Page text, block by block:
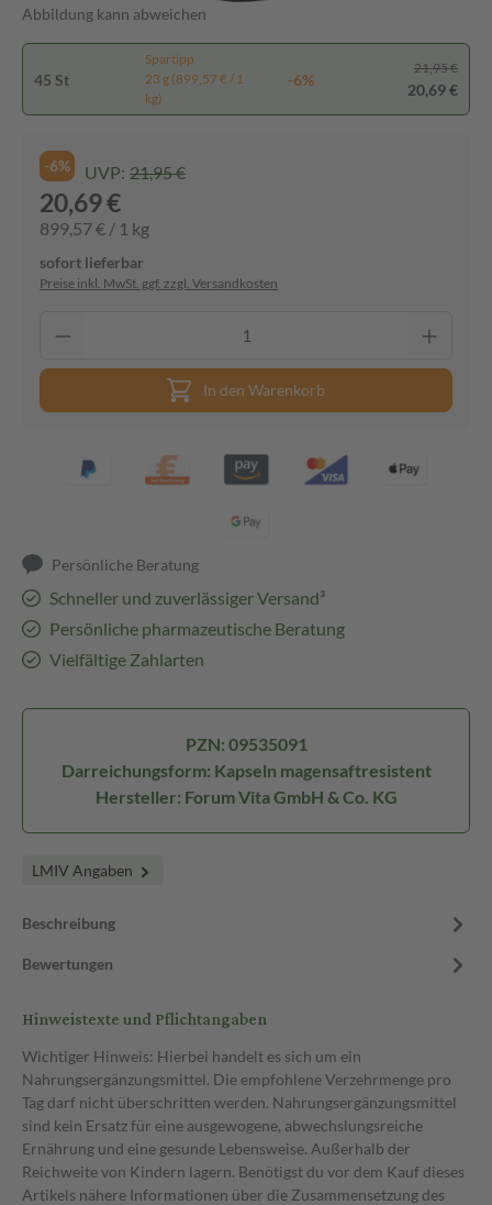
Abbildung kann abweichen
45 St
Spartipp
23 g (899,57 € / 1
kg)
-6%
21,95 €
20,69 €
-6% UVP: 21,95 €
20,69 €
899,57 € / 1 kg
sofort lieferbar
Preise inkl. MwSt. ggf. zzgl. Versandkosten
In den Warenkorb
Persönliche Beratung
Schneller und zuverlässiger Versand³
Persönliche pharmazeutische Beratung
Vielfältige Zahlarten
PZN: 09535091
Darreichungsform: Kapseln magensaftresistent
Hersteller: Forum Vita GmbH & Co. KG
LMIV Angaben
Beschreibung
Bewertungen
Hinweistexte und Pflichtangaben
Wichtiger Hinweis: Hierbei handelt es sich um ein
Nahrungsergänzungsmittel. Die empfohlene Verzehrmenge pro
Tag darf nicht überschritten werden. Nahrungsergänzungsmittel
sind kein Ersatz für eine ausgewogene, abwechslungsreiche
Ernährung und eine gesunde Lebensweise. Außerhalb der
Reichweite von Kindern lagern. Benötigst du vor dem Kauf dieses
Artikels nähere Informationen über die Zusammensetzung des